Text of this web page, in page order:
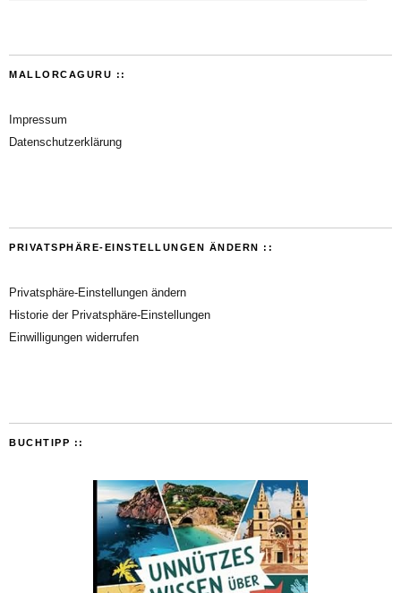
MALLORCAGURU ::
Impressum
Datenschutzerklärung
PRIVATSPHÄRE-EINSTELLUNGEN ÄNDERN ::
Privatsphäre-Einstellungen ändern
Historie der Privatsphäre-Einstellungen
Einwilligungen widerrufen
BUCHTIPP ::